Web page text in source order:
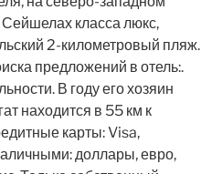
класса люкс,
2-километровый пляж.
предложений в отель:.
В году его хозяин
находится в 55 км к
карты: Visa,
доллары, евро,